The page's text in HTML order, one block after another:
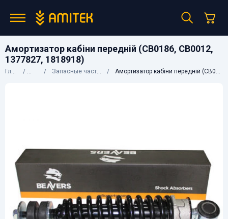
Амортизатор кабіни передній (CB0186, CB0012,
1377827, 1818918)
Главная КаталогЗапасные части к грузовым авто Амортизатор кабіни передній (CB0186, CB0012, 1377827, 1818918)